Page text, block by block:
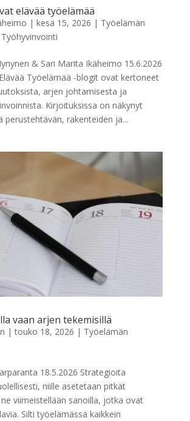
elävää työelämää
| kesä 15, 2026 | Työelämän
Työhyvinvointi
& Sari Marita Ikäheimo 15.6.2026
Työelämää -blogit ovat kertoneet
arjen johtamisesta ja
Kirjoituksissa on näkynyt
perustehtävän, rakenteiden ja...
vaan arjen tekemisillä
|touko 18, 2026 | Työelämän
18.5.2026 Strategioita
niille asetetaan pitkät
viimeistellään sanoilla, jotka ovat
Silti työelämässä kaikkein